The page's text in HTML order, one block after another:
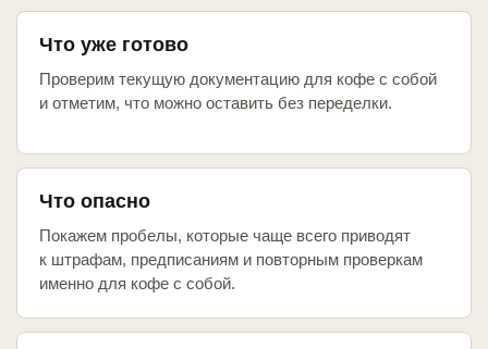
Что уже готово
Проверим текущую документацию для кофе с собой
и отметим, что можно оставить без переделки.
Что опасно
Покажем пробелы, которые чаще всего приводят
к штрафам, предписаниям и повторным проверкам
именно для кофе с собой.